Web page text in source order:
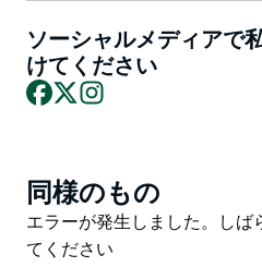
マ パークには、世界クラス
が数多くあります。
細部へのこだわり、よく訓練
ジャンバルーの山々に囲まれ
景にしたジャンバルー アク
わえないエンターテイメント
ソーシャルメディアで
けてください
Facebook
X
Product
List
同様のもの
Product
List
エラーが発生しました。しば
てください